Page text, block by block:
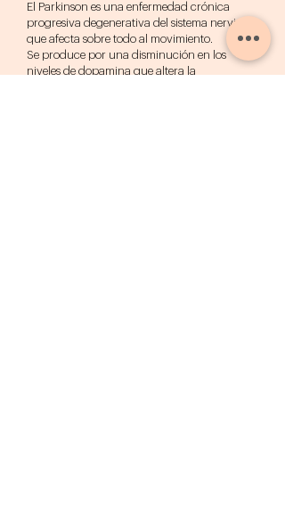
El Parkinson es una enfermedad crónica
progresiva degenerativa del sistema nervioso
que afecta sobre todo al movimiento.
Se produce por una disminución en los
niveles de dopamina que altera la